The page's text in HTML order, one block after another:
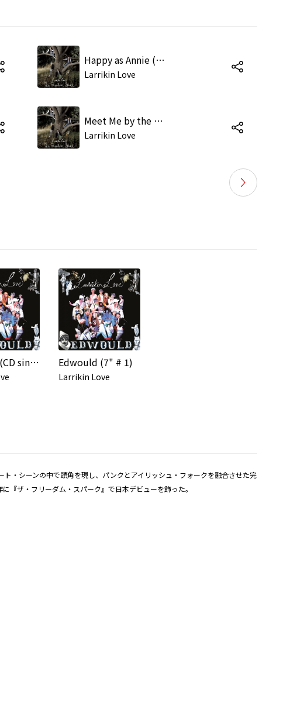
Happy as Annie (Master)
Larrikin Love
Meet Me by the Getaway Car (Vocal Up)
Larrikin Love
Edwould (CD single) Edwould (7" # 1)
Larrikin Love
・シーンの中で頭角を現し、パンクとアイリッシュ・フォークを融合させた完
『ザ・フリーダム・スパーク』で日本デビューを飾った。